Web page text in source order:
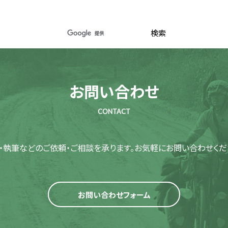
お問い合わせ
CONTACT
執筆などのご依頼・ご相談を承ります。お気軽にお問い合わせくだ
お問い合わせフォーム